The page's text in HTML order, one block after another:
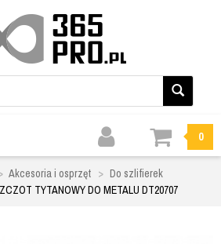
0
Akcesoria i osprzęt
Do szlifierek
TYTANOWY DO METALU DT20707